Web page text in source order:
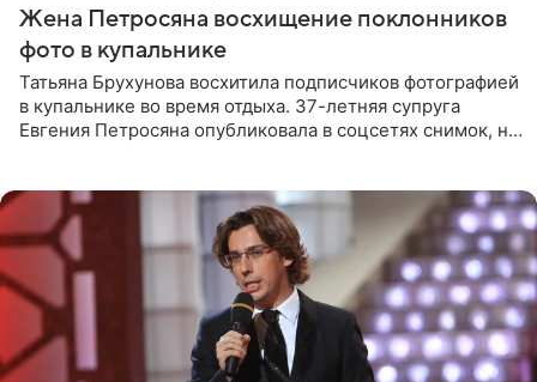
Жена Петросяна восхищение поклонников
фото в купальнике
Татьяна Брухунова восхитила подписчиков фотографией
в купальнике во время отдыха. 37-летняя супруга
Евгения Петросяна опубликовала в соцсетях снимок, на